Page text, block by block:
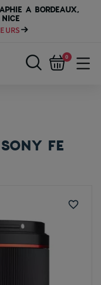
A BORDEAUX,
84 FOIS
0
FE
favorite_border